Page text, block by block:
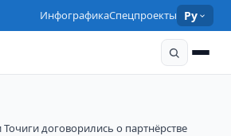
ИнфографикаСпецпроекты Ру
договорились о партнёрстве